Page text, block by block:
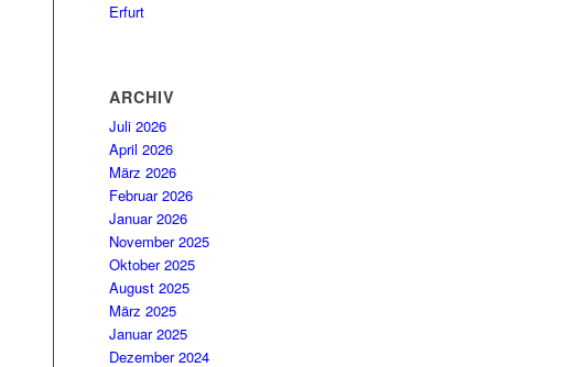
Erfurt
ARCHIV
Juli 2026
April 2026
März 2026
Februar 2026
Januar 2026
November 2025
Oktober 2025
August 2025
März 2025
Januar 2025
Dezember 2024